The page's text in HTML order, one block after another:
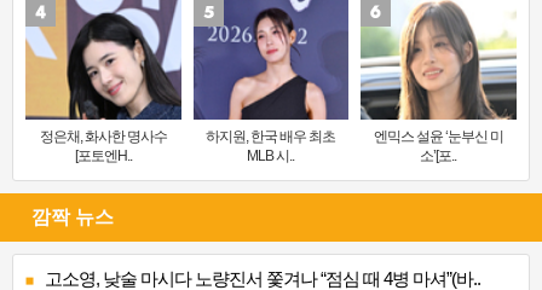
정은채, 화사한 명사수
[포토엔H..
하지원, 한국 배우 최초
MLB 시..
엔믹스 설윤 ‘눈부신 미
소’[포..
깜짝 뉴스
고소영, 낮술 마시다 노량진서 쫓겨나 “점심 때 4병 마셔”(바..